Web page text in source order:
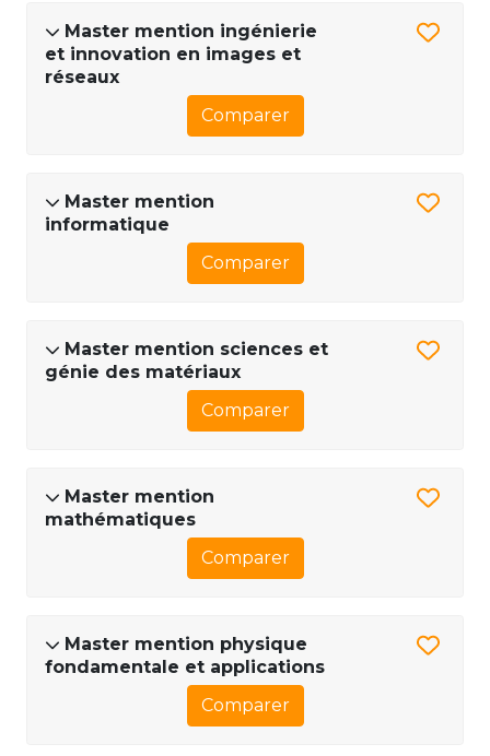
Master mention ingénierie
et innovation en images et
réseaux
Comparer
Master mention
informatique
Comparer
Master mention sciences et
génie des matériaux
Comparer
Master mention
mathématiques
Comparer
Master mention physique
fondamentale et applications
Comparer